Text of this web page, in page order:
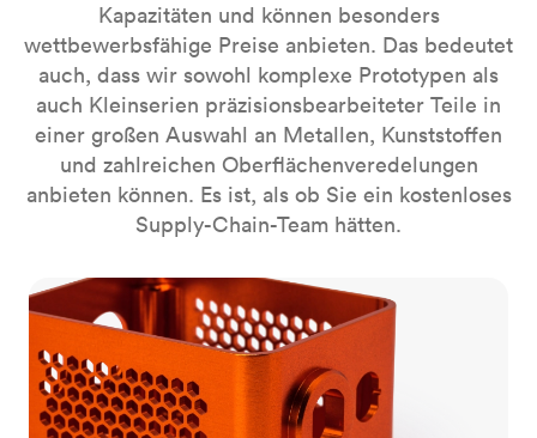
Kapazitäten und können besonders
wettbewerbsfähige Preise anbieten. Das bedeutet
auch, dass wir sowohl komplexe Prototypen als
auch Kleinserien präzisionsbearbeiteter Teile in
einer großen Auswahl an Metallen, Kunststoffen
und zahlreichen Oberflächenveredelungen
anbieten können. Es ist, als ob Sie ein kostenloses
Supply-Chain-Team hätten.
CNC-Fräsen